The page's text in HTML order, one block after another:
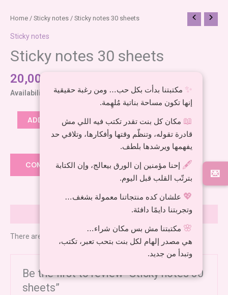
Home / Sticky notes / Sticky notes 30 sheets
Sticky notes
Sticky notes 30 sheets
20,00
Availability: In stock
Sticky
30
sheets
ADD TO CART
Add to wishlist
COMPARE
There are no reviews yet.
Be the first to review “Sticky notes 30
sheets”
💌
✨ مكتبتنا بدأت بكل حب… ومن رغبة حقيقية
إنها تكون مساحة بناتية مُلهِمة.
📖 مكان كل بنت تقدر تكتب فيه اللي مش
قادرة تقوله، وتنظّم وقتها وأفكارها، وتلاقي حد
يفهمها ويرشدها بلطف.
🖋️ إحنا مؤمنين إن الورق بيعالج، وإن الكتابة
بترتّب القلب قبل اليوم.
💖 علشان كده منتجاتنا معمولة بشغف…
وتجربتنا دايمًا دافئة.
🌸 مكتبتنا مش بس مكان شراء…
هي مصدر إلهام لكل بنت بتحب تعبر، تكتب،
وتبدأ من جديد.